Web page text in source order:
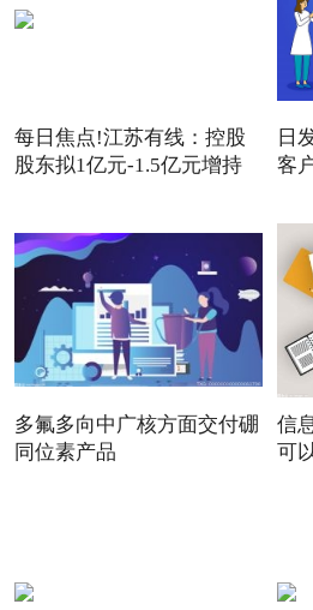
每日焦点!江苏有线：控股
股东拟1亿元-1.5亿元增持
日
客
多氟多向中广核方面交付硼
同位素产品
信
可